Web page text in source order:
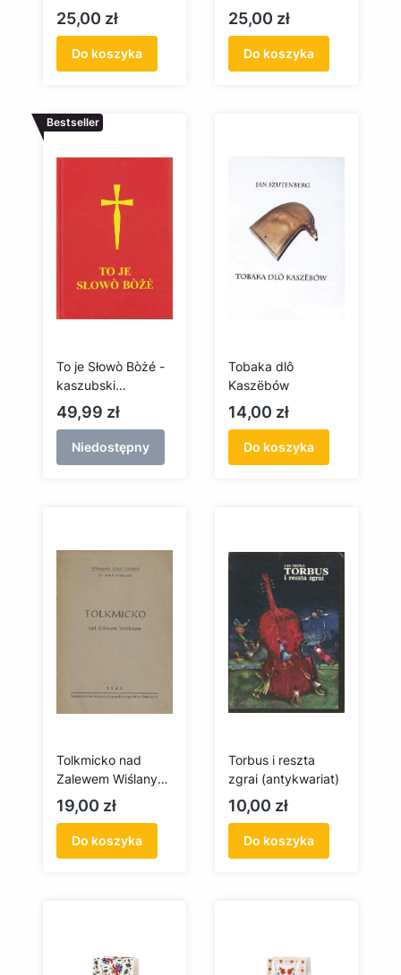
Osoby, techniki i
perspektywy
Cena
25,00 zł
Do koszyka
Fenikowski
Cena
25,00 zł
Do koszyka
Bestseller
To je Słowò Bòżé -
kaszubski
lekcjonarz
Cena
49,99 zł
Niedostępny
Tobaka dlô
Kaszëbów
Cena
14,00 zł
Do koszyka
Tolkmicko nad
Zalewem Wiślanym
(antykwariat)
Cena
19,00 zł
Do koszyka
Torbus i reszta
zgrai (antykwariat)
Cena
10,00 zł
Do koszyka